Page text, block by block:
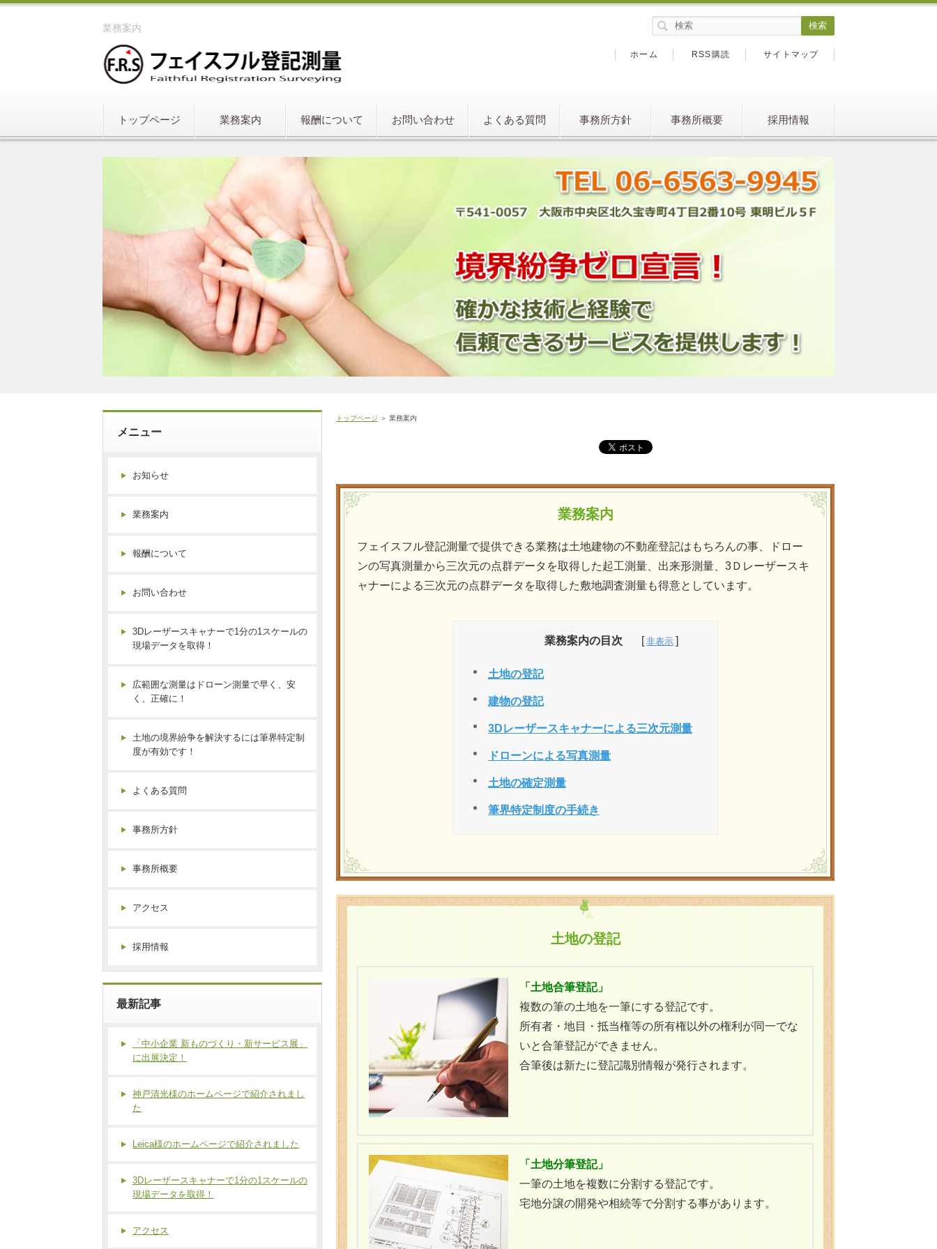
業務案内
トップページ 業務案内 報酬について お問い合わせ よくある質問 事務所方針 事務所概要 採用情報
ホーム RSS購読 サイトマップ
トップページ ＞ 業務案内
業務案内
フェイスフル登記測量で提供できる業務は土地建物の不動産登記はもちろんの事、ドロー
ンの写真測量から三次元の点群データを取得した起工測量、出来形測量、3Ｄレーザースキ
ャナーによる三次元の点群データを取得した敷地調査測量も得意としています。
業務案内の目次
土地の登記
建物の登記
3Dレーザースキャナーによる三次元測量
ドローンによる写真測量
土地の確定測量
筆界特定制度の手続き
土地の登記
「土地合筆登記」
複数の筆の土地を一筆にする登記です。
所有者・地目・抵当権等の所有権以外の権利が同一でな
いと合筆登記ができません。
合筆後は新たに登記識別情報が発行されます。
「土地分筆登記」
一筆の土地を複数に分割する登記です。
宅地分譲の開発や相続等で分割する事があります。
メニュー
お知らせ
業務案内
報酬について
お問い合わせ
3Dレーザースキャナーで1分の1スケールの
現場データを取得！
広範囲な測量はドローン測量で早く、安
く、正確に！
土地の境界紛争を解決するには筆界特定制
度が有効です！
よくある質問
事務所方針
事務所概要
アクセス
採用情報
最新記事
「中小企業 新ものづくり・新サービス展」
に出展決定！
神戸清光様のホームページで紹介されまし
た
Leica様のホームページで紹介されました
3Dレーザースキャナーで1分の1スケールの
現場データを取得！
アクセス